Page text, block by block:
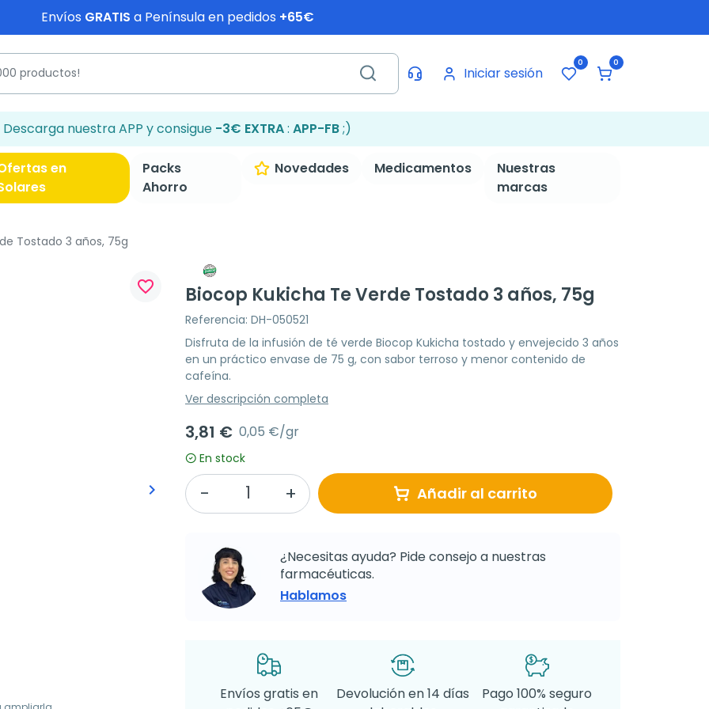
Envíos GRATIS a Península en pedidos +65€
Iniciar sesión
0 0
Descarga nuestra APP y consigue -3€ EXTRA: APP-FB;)
en
Packs
Ahorro
Novedades Medicamentos
Nuestras
marcas
Tostado 3 años, 75g
Siguiente
keyboard_arrow_right
favorite_border Biocop Kukicha Te Verde Tostado 3 años, 75g
Referencia: DH-050521
Disfruta de la infusión de té verde Biocop Kukicha tostado y envejecido 3 años
en un práctico envase de 75 g, con sabor terroso y menor contenido de
cafeína.
Ver descripción completa
3,81 € 0,05 €/gr
En stock
Añadir al carrito
¿Necesitas ayuda? Pide consejo a nuestras
farmacéuticas.
Hablamos
Envíos gratis en
Devolución en 14 días
Pago 100% seguro